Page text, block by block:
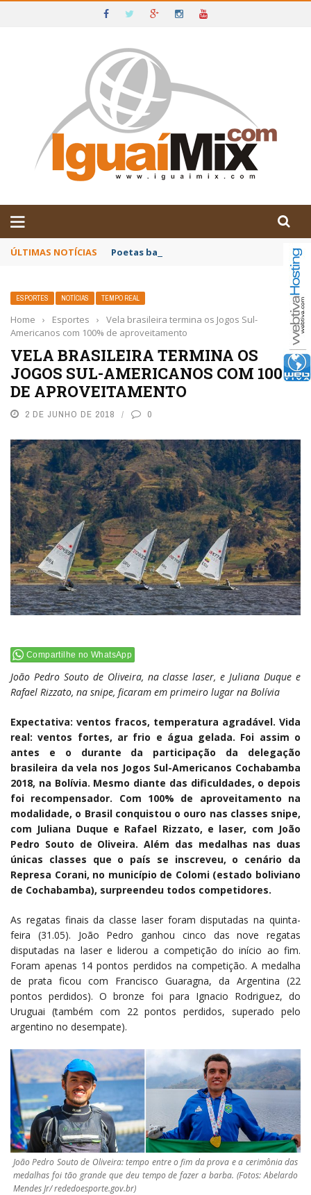
IGUAÍ E SUDOESTE DA BAHIA
ÚLTIMAS NOTÍCIAS Poetas baianos representam o Brasil no
ESPORTES NOTÍCIAS TEMPO REAL
Home › Esportes ›
Vela brasileira termina os Jogos Sul-
Americanos com 100% de aproveitamento
VELA BRASILEIRA TERMINA OS
JOGOS SUL-AMERICANOS COM 100%
DE APROVEITAMENTO
2 DE JUNHO DE 2018 0
Compartilhe no WhatsApp
João Pedro Souto de Oliveira, na classe laser, e Juliana Duque e
Rafael Rizzato, na snipe, ficaram em primeiro lugar na Bolívia
Expectativa: ventos fracos, temperatura agradável. Vida
real: ventos fortes, ar frio e água gelada. Foi assim o
antes e o durante da participação da delegação
brasileira da vela nos Jogos Sul-Americanos Cochabamba
2018, na Bolívia. Mesmo diante das dificuldades, o depois
foi recompensador. Com 100% de aproveitamento na
modalidade, o Brasil conquistou o ouro nas classes snipe,
com Juliana Duque e Rafael Rizzato, e laser, com João
Pedro Souto de Oliveira. Além das medalhas nas duas
únicas classes que o país se inscreveu, o cenário da
Represa Corani, no município de Colomi (estado boliviano
de Cochabamba), surpreendeu todos competidores.
As regatas finais da classe laser foram disputadas na quinta-
feira (31.05). João Pedro ganhou cinco das nove regatas
disputadas na laser e liderou a competição do início ao fim.
Foram apenas 14 pontos perdidos na competição. A medalha
de prata ficou com Francisco Guaragna, da Argentina (22
pontos perdidos). O bronze foi para Ignacio Rodriguez, do
Uruguai (também com 22 pontos perdidos, superado pelo
argentino no desempate).
João Pedro Souto de Oliveira: tempo entre o fim da prova e a cerimônia das
medalhas foi tão grande que deu tempo de fazer a barba. (Fotos: Abelardo
Mendes Jr/ rededoesporte.gov.br)